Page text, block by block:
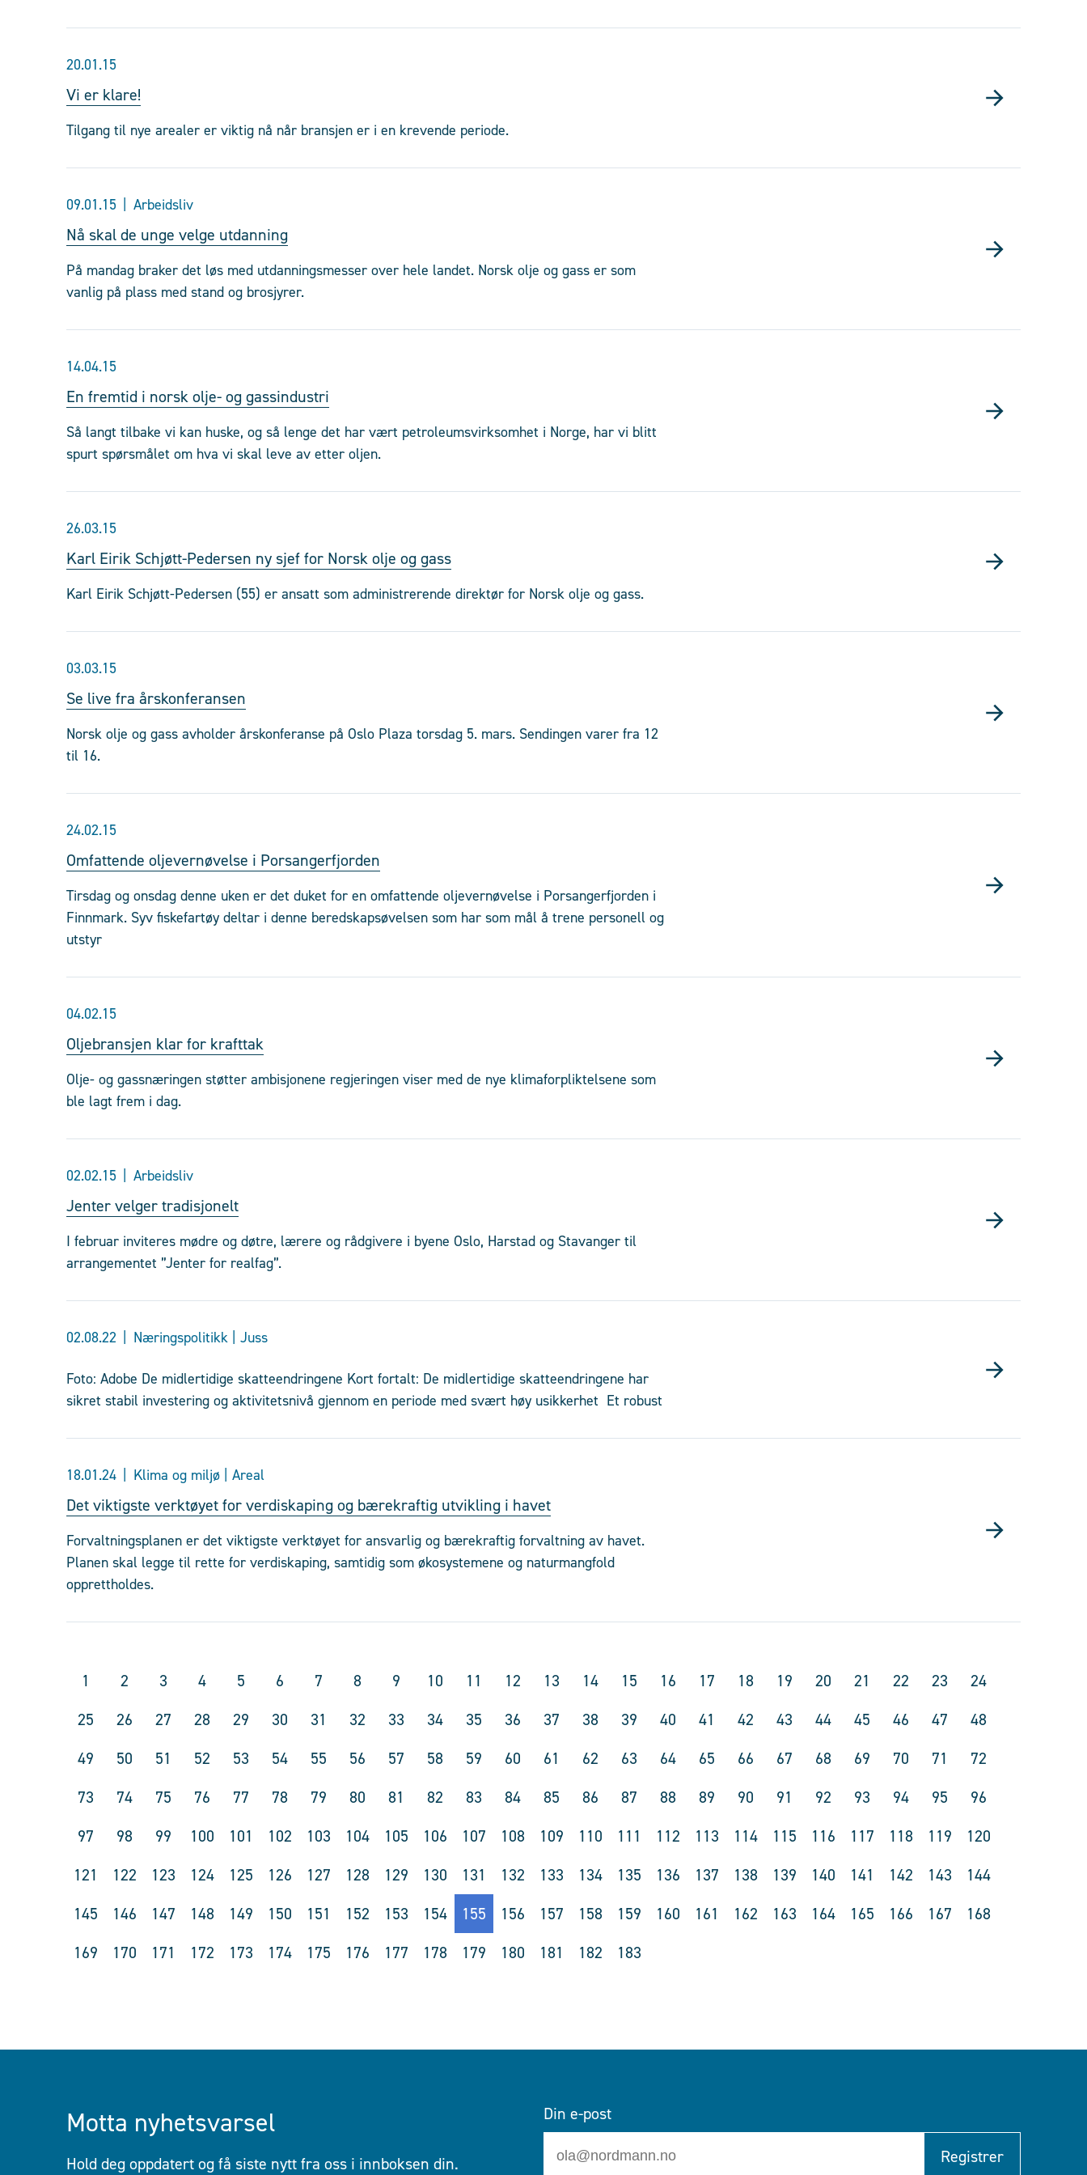
20.01.15
Vi er klare!
Tilgang til nye arealer er viktig nå når bransjen er i en krevende periode.
09.01.15 Arbeidsliv
Nå skal de unge velge utdanning
På mandag braker det løs med utdanningsmesser over hele landet. Norsk olje og gass er som
vanlig på plass med stand og brosjyrer.
14.04.15
En fremtid i norsk olje- og gassindustri
Så langt tilbake vi kan huske, og så lenge det har vært petroleumsvirksomhet i Norge, har vi blitt
spurt spørsmålet om hva vi skal leve av etter oljen.
26.03.15
Karl Eirik Schjøtt-Pedersen ny sjef for Norsk olje og gass
Karl Eirik Schjøtt-Pedersen (55) er ansatt som administrerende direktør for Norsk olje og gass.
03.03.15
Se live fra årskonferansen
Norsk olje og gass avholder årskonferanse på Oslo Plaza torsdag 5. mars. Sendingen varer fra 12
til 16.
24.02.15
Omfattende oljevernøvelse i Porsangerfjorden
Tirsdag og onsdag denne uken er det duket for en omfattende oljevernøvelse i Porsangerfjorden i
Finnmark. Syv fiskefartøy deltar i denne beredskapsøvelsen som har som mål å trene personell og
utstyr
04.02.15
Oljebransjen klar for krafttak
Olje- og gassnæringen støtter ambisjonene regjeringen viser med de nye klimaforpliktelsene som
ble lagt frem i dag.
02.02.15 Arbeidsliv
Jenter velger tradisjonelt
I februar inviteres mødre og døtre, lærere og rådgivere i byene Oslo, Harstad og Stavanger til
arrangementet ”Jenter for realfag”.
02.08.22 Næringspolitikk | Juss
Foto: Adobe De midlertidige skatteendringene Kort fortalt: De midlertidige skatteendringene har
sikret stabil investering og aktivitetsnivå gjennom en periode med svært høy usikkerhet Et robust
18.01.24 Klima og miljø | Areal
Det viktigste verktøyet for verdiskaping og bærekraftig utvikling i havet
Forvaltningsplanen er det viktigste verktøyet for ansvarlig og bærekraftig forvaltning av havet.
Planen skal legge til rette for verdiskaping, samtidig som økosystemene og naturmangfold
opprettholdes.
1 2 3 4 5 6 7 8 9 10 11 12 13 14 15 16 17 18 19 20 21 22 23
24
25
26 27 28 29 30 31 32 33 34 35 36 37 38 39 40 41 42 43 44 45 46 47
48
49
50 51 52 53 54 55 56 57 58 59 60 61 62 63 64 65 66 67 68 69 70 71
72
73
74 75 76 77 78 79 80 81 82 83 84 85 86 87 88 89 90 91 92 93 94 95
96
97
98 99 100 101 102 103 104 105 106 107 108 109 110 111 112 113 114 115 116 117 118 119
120
121
122 123 124 125 126 127 128 129 130 131 132 133 134 135 136 137 138 139 140 141 142 143
144
145
146 147 148 149 150 151 152 153 154 155 156 157 158 159 160 161 162 163 164 165 166 167
168
169
170 171 172 173 174 175 176 177 178 179 180 181 182 183
Motta nyhetsvarsel
Hold deg oppdatert og få siste nytt fra oss i innboksen din.
Din e-post
Registrer